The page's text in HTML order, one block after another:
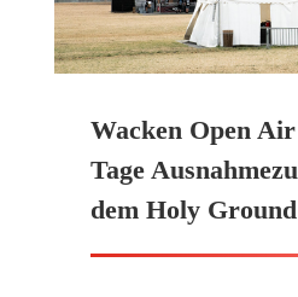
Wacken Open
Tage
dem Holy Ground